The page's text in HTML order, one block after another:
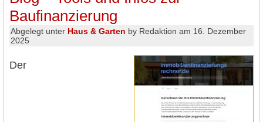
Baufinanzierung
Abgelegt unter Haus & Garten by Redaktion am 16. Dezember
2025
Der